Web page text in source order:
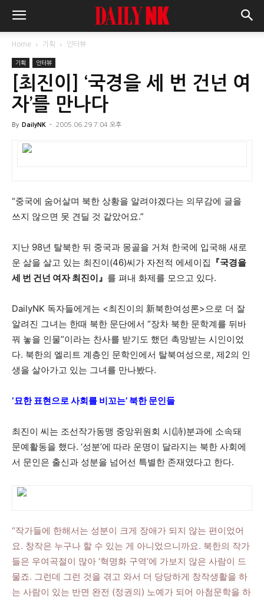
Home 기획 인터뷰
기획 인터뷰
[최진이] ‘국경을 세 번 건넌 여
자’를 만나다
By DailyNK - 2005.06.29 7:04 오후
“중국에 숨어살며 북한 상황을 알려야겠다는 의무감에 글을
쓰지 않으면 못 견딜 것 같았어요.”
지난 98년 탈북한 뒤 중국과 몽골을 거쳐 한국에 입국해 새로
운 삶을 살고 있는 최진이(46)씨가 자전적 에세이집 『국경을
세 번 건넌 여자 최진이』 를 펴내 화제를 모으고 있다.
DailyNK 독자들에게는 <최진이의 新북한여성론>으로 더 잘
알려진 그녀는 한때 북한 문단에서 “장차 북한 문학계를 뒤바
꿔 놓을 인물”이라는 찬사를 받기도 했던 촉망받는 시인이었
다. 북한의 엘리트 계층인 문학인에서 탈북여성으로, 제2의 인
생을 살아가고 있는 그녀를 만나봤다.
‘묘한 표현으로 사회를 비꼬는’ 북한 문인들
최진이 씨는 조선작가동맹 중앙위원회 시(詩)분과에 소속돼
문예활동을 했다. ‘성분’에 따라 운명이 달라지는 북한 사회에
서 문인은 출신과 성분을 넘어선 특별한 존재였다고 한다.
“작가들에 한해서는 성분이 크게 장애가 되지 않는 편이었어
요. 창작은 누구나 할 수 있는 게 아니었으니까요. 북한의 작가
들은 우여곡절이 많아 ‘혁명화 구역’에 가보지 않은 사람이 드
물죠. 그런데 그런 것을 겪고 와서 더 당당하게 창작생활을 하
는 사람이 있는 반면 완전 (정권의) 노예가 되어 아첨문학을 하